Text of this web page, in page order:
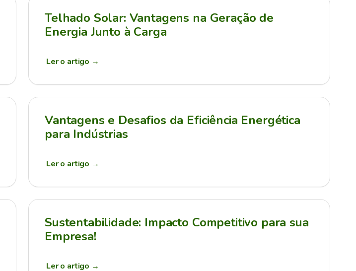
Telhado Solar: Vantagens na Geração de
Energia Junto à Carga
Ler o artigo →
Vantagens e Desafios da Eficiência Energética
para Indústrias
Ler o artigo →
Sustentabilidade: Impacto Competitivo para sua
Empresa!
Ler o artigo →